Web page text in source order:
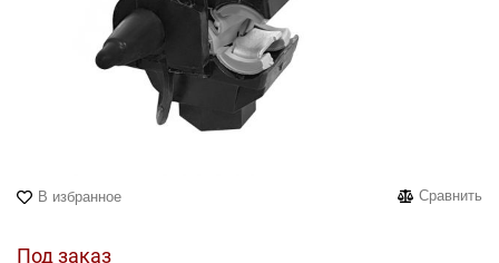
В избранное Сравнить
Под заказ